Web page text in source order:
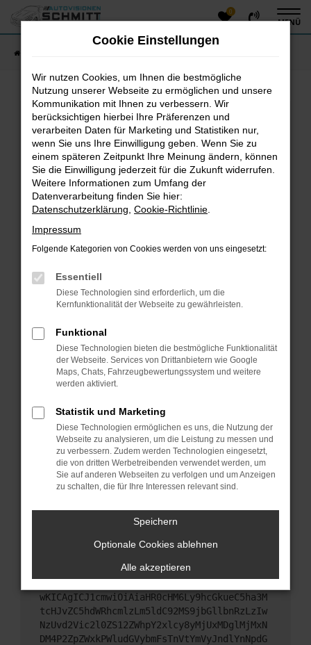
Zum
Hauptinhalt
0
MENÜ
Fehler: Network Error
Beim Laden ist ein Fehler aufgetreten.
Hier sind ein paar Tipps, die dir helfen können:
Überprüfe deine Firewall und deine
Internetverbindung.
Laden andere Webseiten, zum Beispiel deine
Suchmaschine?
Prüfe deine Browsererweiterungen.
das Laden bestimmter Seiten verhindern.
Funktioniert die Seite in einem anderen Browser
oder in einem privaten Fenster?
Das kann manchmal helfen, vorübergehende
Probleme zu beheben.
Stelle sicher, dass dein Browser und dein
Betriebssystem auf dem neuesten Stand sind.
Sicherheitsrisiko, sondern kann auch dazu führen,
dass bestimmte Funktionen nicht mehr
unterstützt werden.
Wende dich an den Webseitenbetreiber.
Wenn du alle oben genannten Schritte versucht
hast, kontaktiere uns bitte. Wir werden versuchen,
das Problem zu beheben. Du kannst uns diesen
Text schicken, um uns bei der Fehlersuche zu
unterstützen:
ewogICJuYW1lIjogIk5ldHdvcmtFcnJvciIsCiAgI
mNvbmZpZyI6IHsKICAgICJtZXRob2QiOiAiR0VUIi
wKICAgICJ1cmwiOiAiaHR0cHM6Ly9hcGkueC5ha3M
tcHJvZC5hdWRhcmlzLm5ldC92MS9jbGllbnRzLzIw
NzUvd2Vic2l0ZS12ZWhpY2xlcy8yMjUxMDglMjMxN
DM4P2ZpZWxkPWludGVybmFsTnVtYmVyJndlYnNpdG
Cookie Einstellungen
Wir nutzen Cookies, um Ihnen die bestmögliche
Nutzung unserer Webseite zu ermöglichen und unsere
Kommunikation mit Ihnen zu verbessern. Wir
berücksichtigen hierbei Ihre Präferenzen und
verarbeiten Daten für Marketing und Statistiken nur,
wenn Sie uns Ihre Einwilligung geben. Wenn Sie zu
einem späteren Zeitpunkt Ihre Meinung ändern, können
Sie die Einwilligung jederzeit für die Zukunft widerrufen.
Weitere Informationen zum Umfang der
Datenverarbeitung finden Sie hier:
Datenschutzerklärung Cookie-Richtlinie
Impressum
Folgende Kategorien von Cookies werden von uns eingesetzt:
Essentiell
Diese Technologien sind erforderlich, um die
Kernfunktionalität der Webseite zu gewährleisten.
Funktional
Diese Technologien bieten die bestmögliche Funktionalität
der Webseite. Services von Drittanbietern wie Google
Maps, Chats, Fahrzeugbewertungssystem und weitere
werden aktiviert.
Statistik und Marketing
Diese Technologien ermöglichen es uns, die Nutzung der
Webseite zu analysieren, um die Leistung zu messen und
zu verbessern. Zudem werden Technologien eingesetzt,
die von dritten Werbetreibenden verwendet werden, um
Sie auf anderen Webseiten zu verfolgen und um Anzeigen
zu schalten, die für Ihre Interessen relevant sind.
Speichern
Optionale Cookies ablehnen
Alle akzeptieren